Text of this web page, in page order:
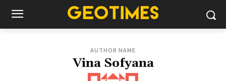
AUTHOR NAME
Vina Sofyana